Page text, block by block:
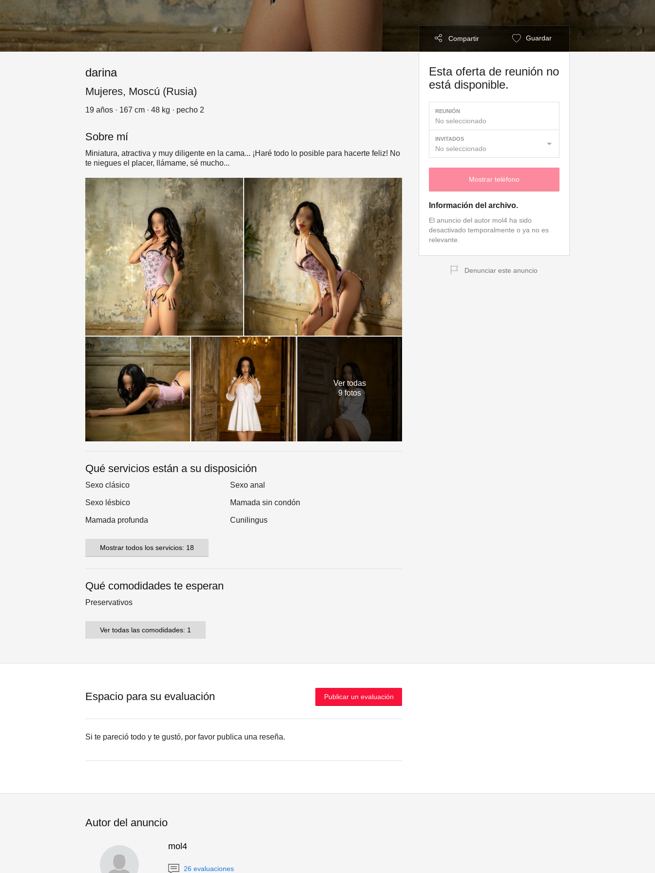
Compartir Guardar
Esta oferta de reunión no
está disponible.
REUNIÓN
No seleccionado
INVITADOS
No seleccionado
Mostrar teléfono
Información del archivo.
El anuncio del autor mol4 ha sido
desactivado temporalmente o ya no es
relevante.
Denunciar este anuncio
darina
Mujeres, Moscú (Rusia)
19 años · 167 cm · 48 kg · pecho 2
Sobre mí
Miniatura, atractiva y muy diligente en la cama... ¡Haré todo lo posible para hacerte feliz! No
te niegues el placer, llámame, sé mucho...
Ver todas
9 fotos
Qué servicios están a su disposición
Sexo clásico Sexo anal
Sexo lésbico Mamada sin condón
Mamada profunda Cunilingus
Mostrar todos los servicios: 18
Qué comodidades te esperan
Preservativos
Ver todas las comodidades: 1
Espacio para su evaluación Publicar un evaluación
Si te pareció todo y te gustó, por favor publica una reseña.
Autor del anuncio
mol4
26 evaluaciones